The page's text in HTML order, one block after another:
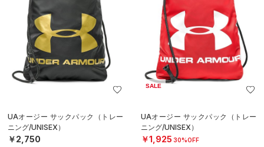
UAオージー サックパック（トレー
ニング/UNISEX）
￥2,750
SALE
UAオージー サックパック（トレー
ニング/UNISEX）
￥1,925 30%OFF